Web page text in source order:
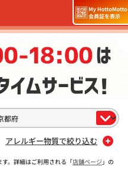
アレルギー物質で絞り込む
。詳細はご利用される「店舗ページ」の